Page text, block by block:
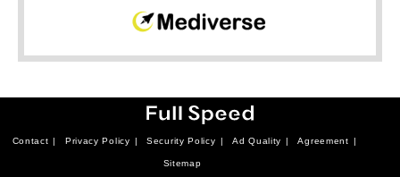
Contact Privacy Policy Security Policy Ad Quality Agreement
Sitemap